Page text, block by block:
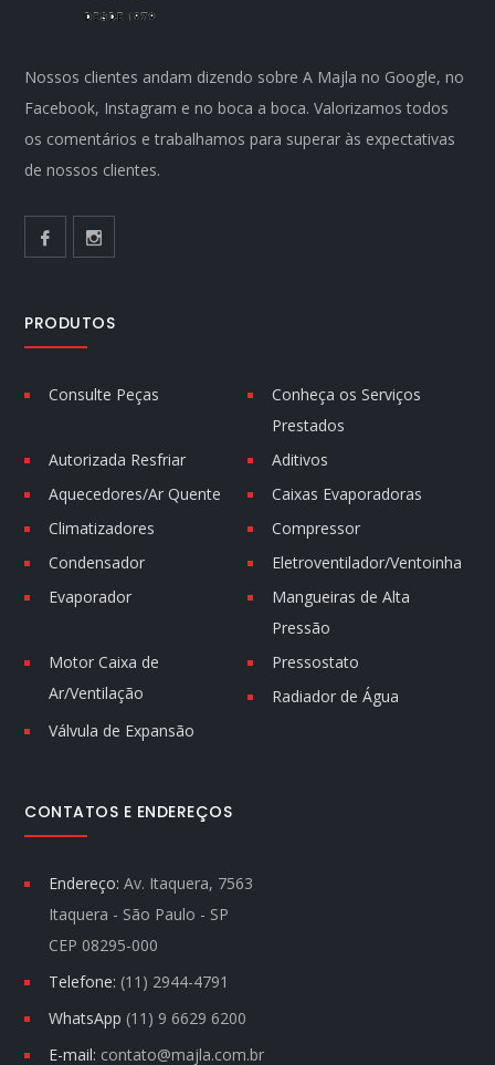
Nossos clientes andam dizendo sobre A Majla no Google, no
Facebook, Instagram e no boca a boca. Valorizamos todos
os comentários e trabalhamos para superar às expectativas
de nossos clientes.
PRODUTOS
Consulte Peças
Conheça os Serviços
Prestados
Autorizada Resfriar
Aditivos
Aquecedores/Ar Quente
Caixas Evaporadoras
Climatizadores
Compressor
Condensador
Eletroventilador/Ventoinha
Evaporador
Mangueiras de Alta
Pressão
Motor Caixa de
Ar/Ventilação
Pressostato
Radiador de Água
Válvula de Expansão
CONTATOS E ENDEREÇOS
Endereço: Av. Itaquera, 7563
Itaquera - São Paulo - SP
CEP 08295-000
Telefone: (11) 2944-4791
WhatsApp (11) 9 6629 6200
E-mail: contato@majla.com.br